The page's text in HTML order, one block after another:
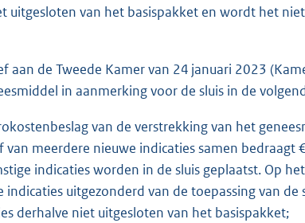
uitgesloten van het basispakket en wordt het
aan de Tweede Kamer van 24 januari 2023
in aanmerking voor de sluis in de
van de verstrekking van het
van meerdere nieuwe indicaties samen bedraagt
indicaties worden in de sluis geplaatst. Op
uitgezonderd van de toepassing van de
derhalve niet uitgesloten van het basispakket;